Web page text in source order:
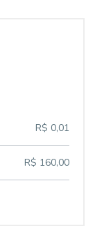
R$ 0,01
R$ 160,00